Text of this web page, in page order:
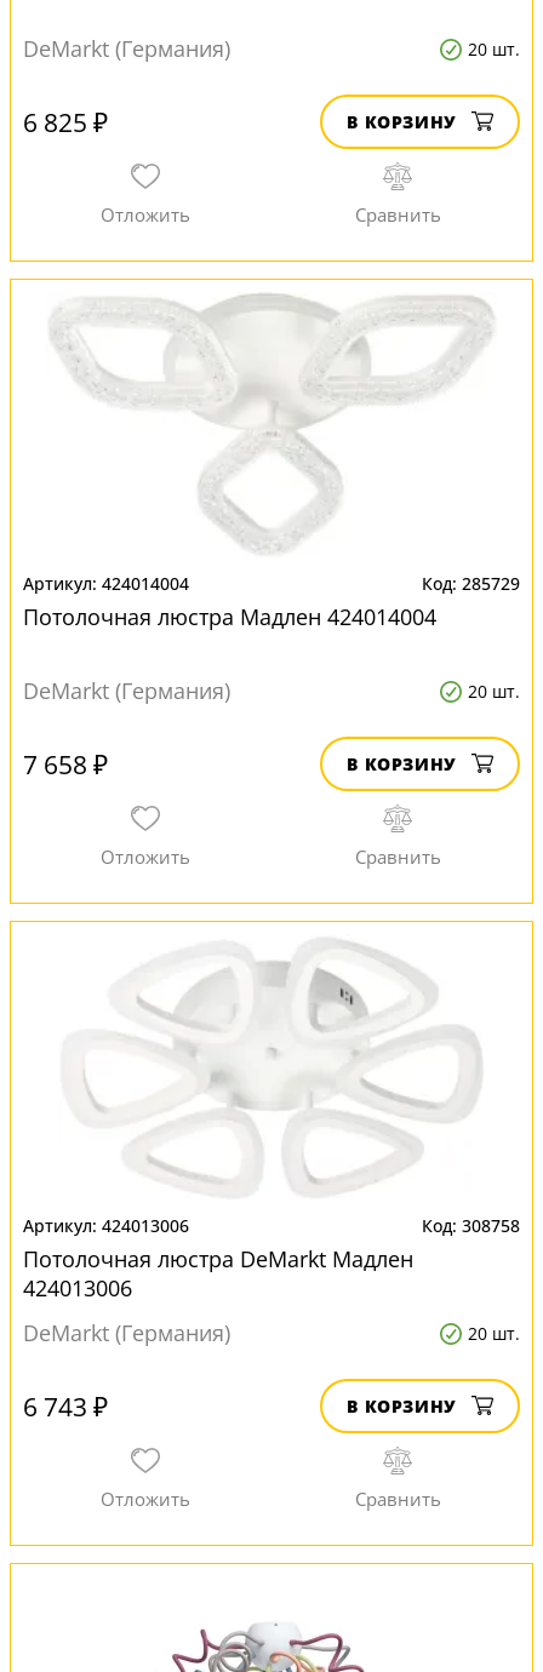
DeMarkt (Германия) 20 шт.
6 825 ₽ В КОРЗИНУ
424014004 285729
Потолочная люстра Мадлен 424014004
DeMarkt (Германия) 20 шт.
7 658 ₽ В КОРЗИНУ
424013006 308758
Потолочная люстра DeMarkt Мадлен
424013006
DeMarkt (Германия)
20 шт.
6 743 ₽ В КОРЗИНУ